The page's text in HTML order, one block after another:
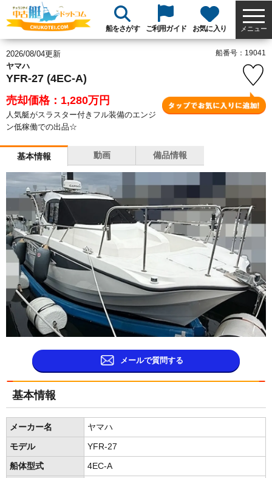
船をさがす ご利用ガイド お気に入り メニュー
2026/08/04更新
ヤマハ
YFR-27 (4EC-A)
売却価格：1,280万円
人気艇がスラスター付きフル装備のエンジ
ン低稼働での出品☆
船番号：19041
基本情報 動画 備品情報
メールで質問する
基本情報
メーカー名 ヤマハ
モデル YFR-27
船体型式 4EC-A